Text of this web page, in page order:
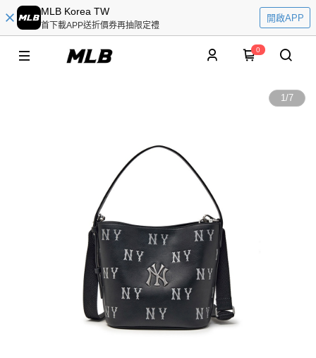
MLB Korea TW
首下載APP送折價券再抽限定禮
開啟APP
0
1/7